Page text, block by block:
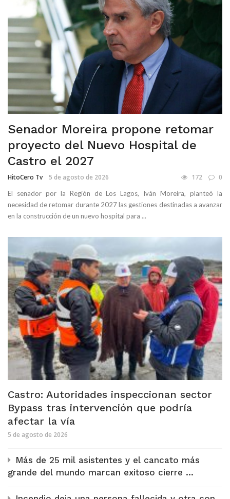
Senador Moreira propone retomar
proyecto del Nuevo Hospital de
Castro el 2027
HitoCero Tv 5 de agosto de 2026 172 0
El senador por la Región de Los Lagos, Iván Moreira, planteó la
necesidad de retomar durante 2027 las gestiones destinadas a avanzar
en la construcción de un nuevo hospital para ...
Castro: Autoridades inspeccionan sector
Bypass tras intervención que podría
afectar la vía
5 de agosto de 2026
Más de 25 mil asistentes y el cancato más
grande del mundo marcan exitoso cierre ...